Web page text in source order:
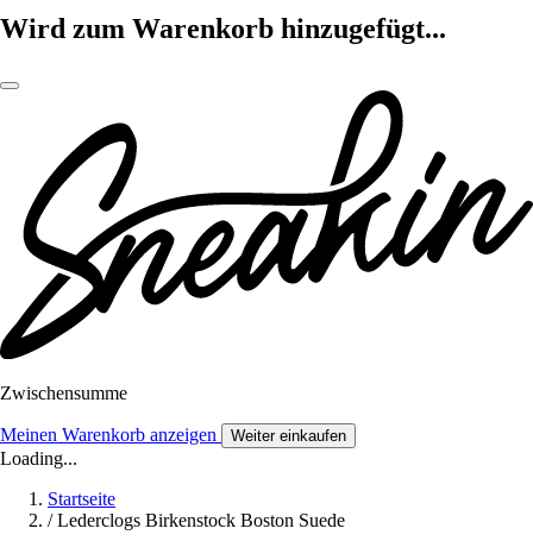
Wird zum Warenkorb hinzugefügt...
Zwischensumme
Meinen Warenkorb anzeigen Weiter einkaufen
Loading...
Startseite
/ Lederclogs Birkenstock Boston Suede